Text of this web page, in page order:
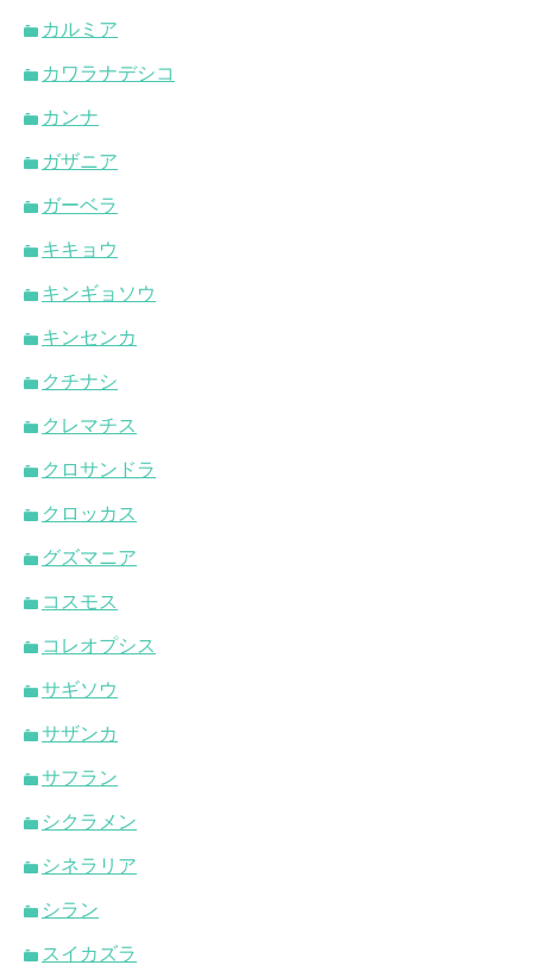
カルミア
カワラナデシコ
カンナ
ガザニア
ガーベラ
キキョウ
キンギョソウ
キンセンカ
クチナシ
クレマチス
クロサンドラ
クロッカス
グズマニア
コスモス
コレオプシス
サギソウ
サザンカ
サフラン
シクラメン
シネラリア
シラン
スイカズラ